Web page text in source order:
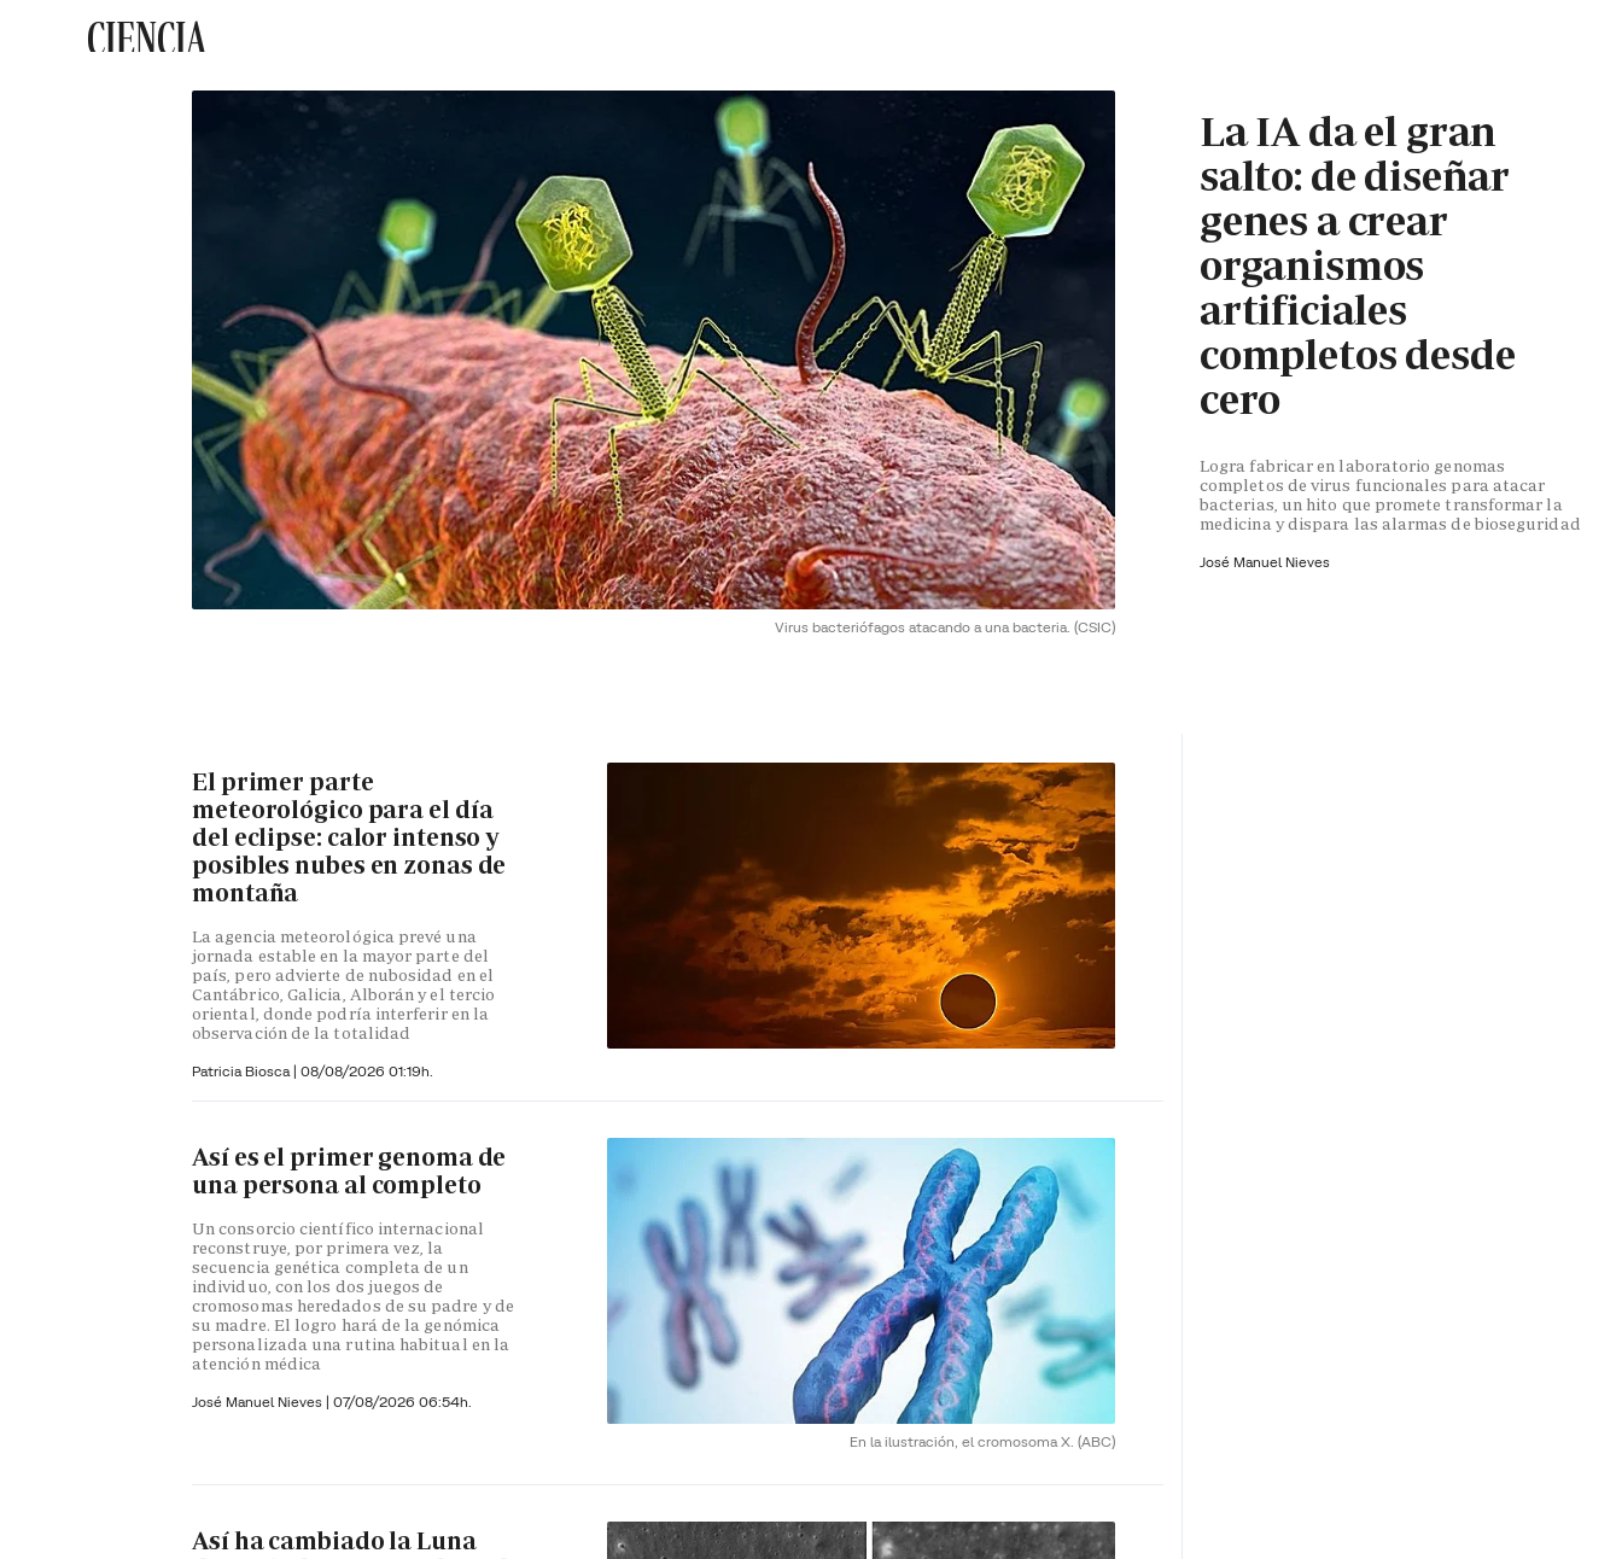
CIENCIA
Virus bacteriófagos atacando a una bacteria. (CSIC)
La IA da el gran
salto: de diseñar
genes a crear
organismos
artificiales
completos desde
cero
Logra fabricar en laboratorio genomas
completos de virus funcionales para atacar
bacterias, un hito que promete transformar la
medicina y dispara las alarmas de bioseguridad
José Manuel Nieves
El primer parte
meteorológico para el día
del eclipse: calor intenso y
posibles nubes en zonas de
montaña
La agencia meteorológica prevé una
jornada estable en la mayor parte del
país, pero advierte de nubosidad en el
Cantábrico, Galicia, Alborán y el tercio
oriental, donde podría interferir en la
observación de la totalidad
Patricia Biosca | 08/08/2026 01:19h.
En la ilustración, el cromosoma X. (ABC)
Así es el primer genoma de
una persona al completo
Un consorcio científico internacional
reconstruye, por primera vez, la
secuencia genética completa de un
individuo, con los dos juegos de
cromosomas heredados de su padre y de
su madre. El logro hará de la genómica
personalizada una rutina habitual en la
atención médica
José Manuel Nieves | 07/08/2026 06:54h.
Así ha cambiado la Luna